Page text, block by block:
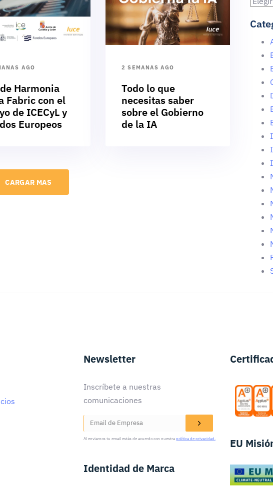
AGO
Harmonia
Fabric con el
de ICECyL y
Europeos
2 SEMANAS AGO
Todo lo que
necesitas saber
sobre el Gobierno
de la IA
CARGAR MAS
Newsletter
Inscríbete a nuestras
comunicaciones
Al enviarnos tu email estás de acuerdo con nuestra política de privacidad.
Identidad de Marca
EU